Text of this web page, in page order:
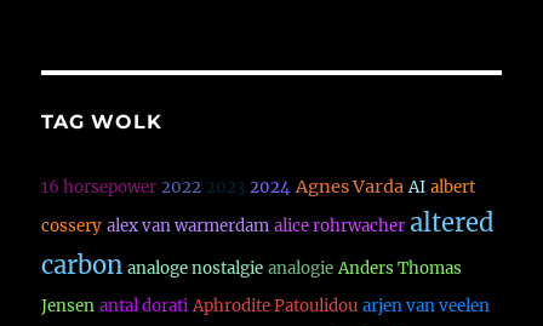
TAG WOLK
16 horsepower 2022 2023 2024 Agnes Varda AI albert
cossery alex van warmerdam alice rohrwacher altered
carbon analoge nostalgie analogie Anders Thomas
Jensen antal dorati Aphrodite Patoulidou arjen van veelen